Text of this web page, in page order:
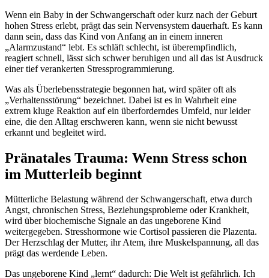
Wenn ein Baby in der Schwangerschaft oder kurz nach der Geburt
hohen Stress erlebt, prägt das sein Nervensystem dauerhaft. Es kann
dann sein, dass das Kind von Anfang an in einem inneren
„Alarmzustand“ lebt. Es schläft schlecht, ist überempfindlich,
reagiert schnell, lässt sich schwer beruhigen und all das ist Ausdruck
einer tief verankerten Stressprogrammierung.
Was als Überlebensstrategie begonnen hat, wird später oft als
„Verhaltensstörung“ bezeichnet. Dabei ist es in Wahrheit eine
extrem kluge Reaktion auf ein überforderndes Umfeld, nur leider
eine, die den Alltag erschweren kann, wenn sie nicht bewusst
erkannt und begleitet wird.
Pränatales Trauma: Wenn Stress schon
im Mutterleib beginnt
Mütterliche Belastung während der Schwangerschaft, etwa durch
Angst, chronischen Stress, Beziehungsprobleme oder Krankheit,
wird über biochemische Signale an das ungeborene Kind
weitergegeben. Stresshormone wie Cortisol passieren die Plazenta.
Der Herzschlag der Mutter, ihr Atem, ihre Muskelspannung, all das
prägt das werdende Leben.
Das ungeborene Kind „lernt“ dadurch: Die Welt ist gefährlich. Ich